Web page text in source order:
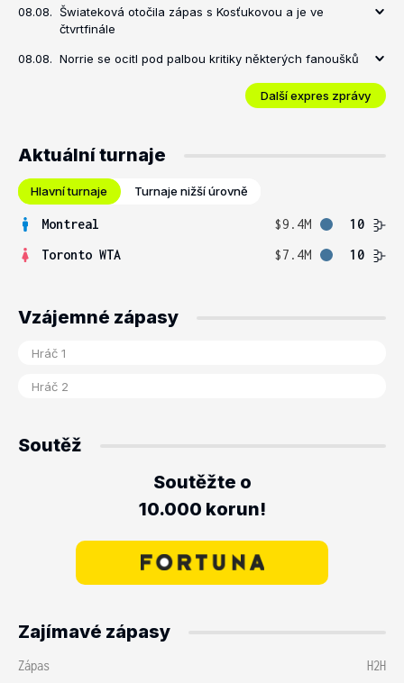
08.08. Šwiateková otočila zápas s Kosťukovou a je ve
čtvrtfinále
08.08. Norrie se ocitl pod palbou kritiky některých fanoušků
Další expres zprávy
Aktuální turnaje
Hlavní turnaje Turnaje nižší úrovně
Montreal $9.4M
10
Toronto WTA
$7.4M 10
Vzájemné zápasy
Soutěž
Soutěžte o
10.000 korun!
Zajímavé zápasy
Zápas
H2H